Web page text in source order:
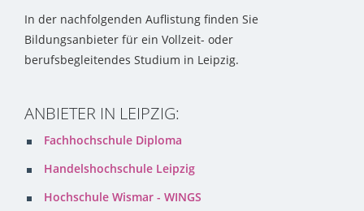
In der nachfolgenden Auflistung finden Sie
Bildungsanbieter für ein Vollzeit- oder
berufsbegleitendes Studium in Leipzig.
ANBIETER IN LEIPZIG:
Fachhochschule Diploma
Handelshochschule Leipzig
Hochschule Wismar - WINGS